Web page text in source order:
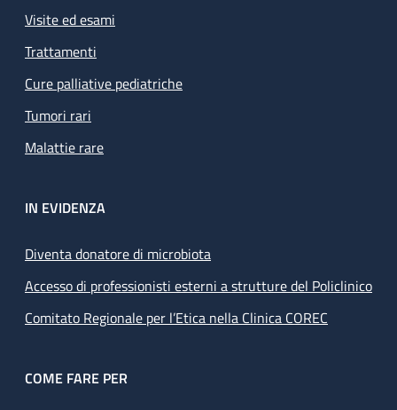
Visite ed esami
Trattamenti
Cure palliative pediatriche
Tumori rari
Malattie rare
IN EVIDENZA
Diventa donatore di microbiota
Accesso di professionisti esterni a strutture del Policlinico
Comitato Regionale per l’Etica nella Clinica COREC
COME FARE PER